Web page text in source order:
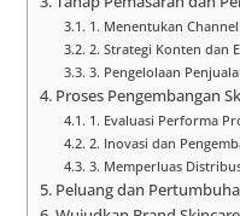
1. Menentukan
2. Strategi Konten dan
3. Pengelolaan
Proses Pengembangan
1. Evaluasi Performa
2. Inovasi dan
3. Memperluas
Peluang dan